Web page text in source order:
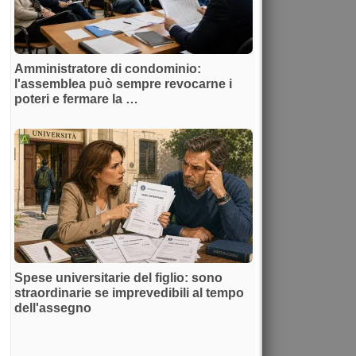
Amministratore di condominio:
l'assemblea può sempre revocarne i
poteri e fermare la …
Spese universitarie del figlio: sono
straordinarie se imprevedibili al tempo
dell'assegno